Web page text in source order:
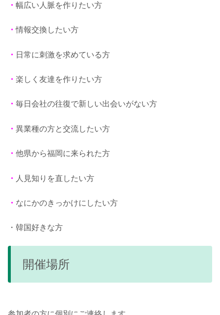
・ 幅広い人脈を作りたい方
・情報交換したい方
・ 日常に刺激を求めている方
・ 楽しく友達を作りたい方
・ 毎日会社の往復で新しい出会いがない方
・ 異業種の方と交流したい方
・ 他県から福岡に来られた方
・ 人見知りを直したい方
・ なにかのきっかけにしたい方
・韓国好きな方
開催場所